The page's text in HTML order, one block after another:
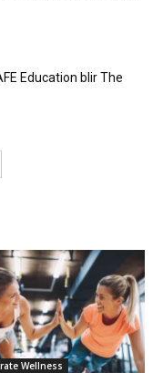
Education blir The
Wellness